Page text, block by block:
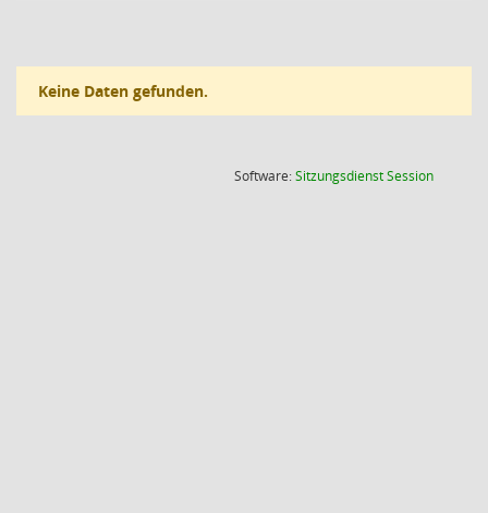
Keine Daten gefunden.
Software:SitzungsdienstSession(Wird in